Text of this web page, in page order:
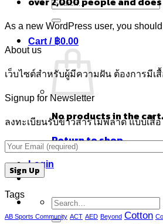
for:
Cart / ฿0.00
No products in the cart.
Return to shop
Login
Search
for:
As a new WordPress user, you
About us
เว็บไซต์สำหรับผู้มีความฝัน ต้องการมี
Signup for Newsletter
ลงทะเบียนรับข่าวสารไม่พลาด แบบเสื้อ
Tags
AB Sports Community ACT AED Beyond Cotton